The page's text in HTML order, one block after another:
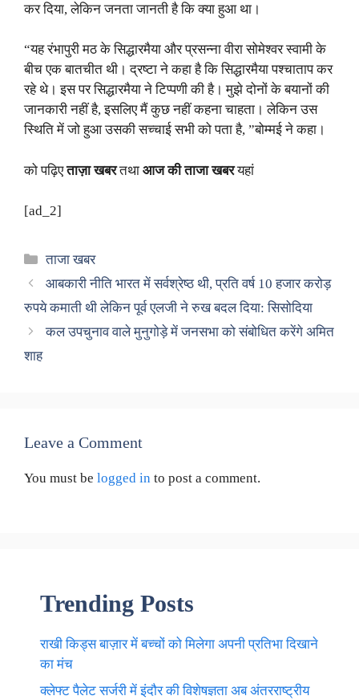
कर दिया, लेकिन जनता जानती है कि क्या हुआ था।
“यह रंभापुरी मठ के सिद्धारमैया और प्रसन्ना वीरा सोमेश्वर स्वामी के
बीच एक बातचीत थी। द्रष्टा ने कहा है कि सिद्धारमैया पश्चाताप कर
रहे थे। इस पर सिद्धारमैया ने टिप्पणी की है। मुझे दोनों के बयानों की
जानकारी नहीं है, इसलिए मैं कुछ नहीं कहना चाहता। लेकिन उस
स्थिति में जो हुआ उसकी सच्चाई सभी को पता है, ”बोम्मई ने कहा।
को पढ़िएताज़ा खबरतथा आज की ताजा खबरयहां
[ad_2]
Categories
ताजा खबर
आबकारी नीति भारत में सर्वश्रेष्ठ थी, प्रति वर्ष 10 हजार करोड़
रुपये कमाती थी लेकिन पूर्व एलजी ने रुख बदल दिया: सिसोदिया
कल उपचुनाव वाले मुनुगोड़े में जनसभा को संबोधित करेंगे अमित
शाह
Leave a Comment
You must be logged in to post a comment.
Trending Posts
राखी किड्स बाज़ार में बच्चों को मिलेगा अपनी प्रतिभा दिखाने
का मंच
क्लेफ्ट पैलेट सर्जरी में इंदौर की विशेषज्ञता अब अंतरराष्ट्रीय